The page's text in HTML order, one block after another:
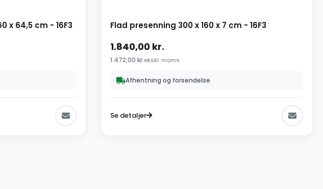
x 64,5 cm - 16F3 Flad presenning 300 x 160 x 7 cm - 16F3
1.840,00 kr.
1.472,00 kr.ekskl. moms
Afhentning og forsendelse
Se detaljer